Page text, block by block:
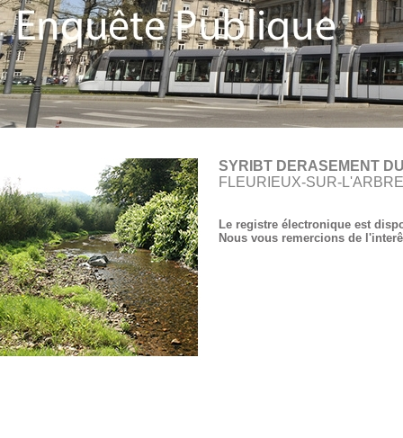
SYRIBT DERASEMENT
FLEURIEUX-SUR-
Le registre électronique est
Nous vous remercions de